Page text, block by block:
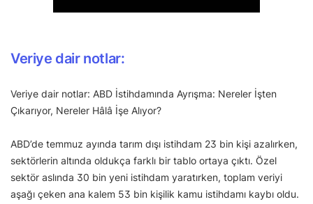
Veriye dair notlar:
Veriye dair notlar: ABD İstihdamında Ayrışma: Nereler İşten
Çıkarıyor, Nereler Hâlâ İşe Alıyor?
ABD’de temmuz ayında tarım dışı istihdam 23 bin kişi azalırken,
sektörlerin altında oldukça farklı bir tablo ortaya çıktı. Özel
sektör aslında 30 bin yeni istihdam yaratırken, toplam veriyi
aşağı çeken ana kalem 53 bin kişilik kamu istihdamı kaybı oldu.